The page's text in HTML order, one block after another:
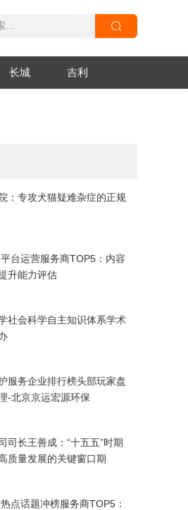
长城 吉利
：专攻犬猫疑难杂症的正规
台运营服务商TOP5：内容
升能力评估
社会科学自主知识体系学术
服务企业排行榜头部玩家盘
-北京京运宏源环保
司长王善成：“十五五”时期
质量发展的关键窗口期
点话题冲榜服务商TOP5：